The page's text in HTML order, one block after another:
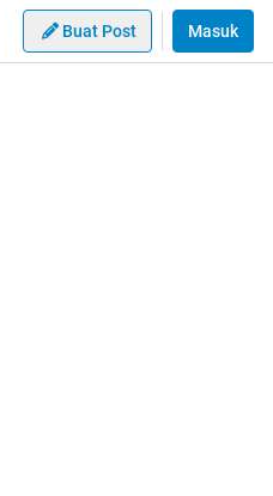
Buat Post Masuk